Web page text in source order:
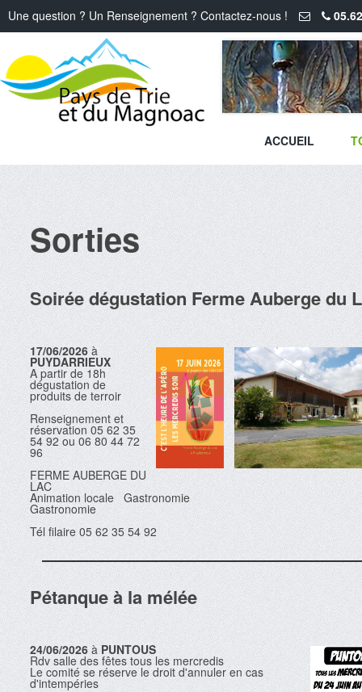
Une question ? Un Renseignement ? Contactez-nous !
ACCUEIL
Sorties
Soirée dégustation Ferme Auberge du
17/06/2026 à
PUYDARRIEUX
A partir de 18h
dégustation de
produits de terroir
Renseignement et
réservation 05 62 35
54 92 ou 06 80 44 72
96
FERME AUBERGE DU
LAC
Animation locale Gastronomie
Gastronomie
Tél filaire 05 62 35 54 92
Pétanque à la mélée
24/06/2026 à PUNTOUS
Rdv salle des fêtes tous les mercredis
Le comité se réserve le droit d'annuler en cas
d'intempéries